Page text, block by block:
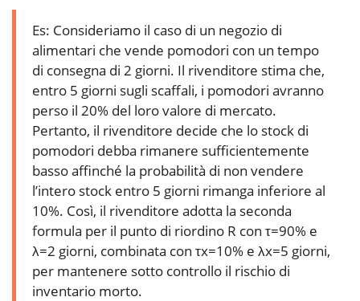
Es: Consideriamo il caso di un negozio di
alimentari che vende pomodori con un tempo
di consegna di 2 giorni. Il rivenditore stima che,
entro 5 giorni sugli scaffali, i pomodori avranno
perso il 20% del loro valore di mercato.
Pertanto, il rivenditore decide che lo stock di
pomodori debba rimanere sufficientemente
basso affinché la probabilità di non vendere
l’intero stock entro 5 giorni rimanga inferiore al
10%. Così, il rivenditore adotta la seconda
formula per il punto di riordino R con τ=90% e
λ=2 giorni, combinata con τx=10% e λx=5 giorni,
per mantenere sotto controllo il rischio di
inventario morto.